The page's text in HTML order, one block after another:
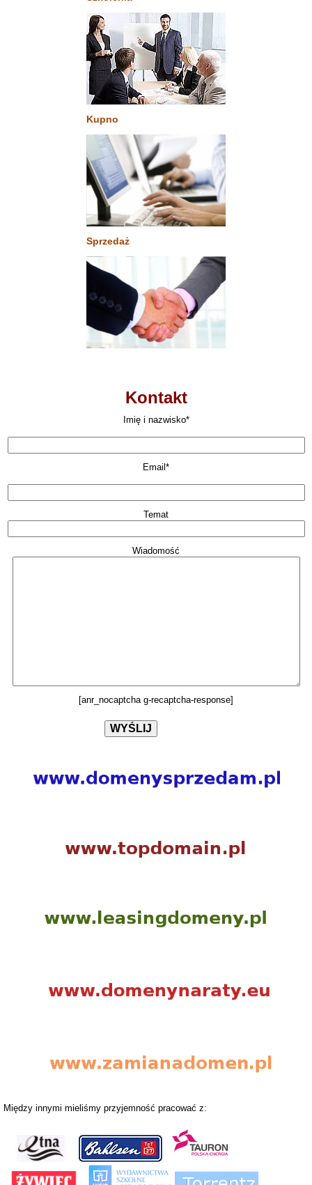
Kupno
Sprzedaż
Kontakt
Imię i nazwisko*
Email*
Temat
Wiadomość
[anr_nocaptcha g-recaptcha-response]
Między innymi mieliśmy przyjemność pracować z: